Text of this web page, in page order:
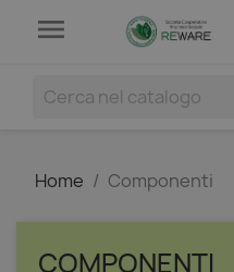

Home Componenti
COMPONENTI